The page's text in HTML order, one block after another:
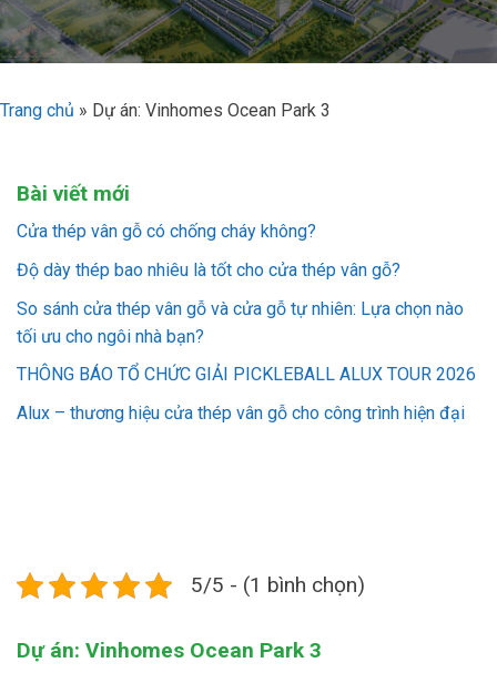
Trang chủ » Dự án: Vinhomes Ocean Park 3
Bài viết mới
Cửa thép vân gỗ có chống cháy không?
Độ dày thép bao nhiêu là tốt cho cửa thép vân gỗ?
So sánh cửa thép vân gỗ và cửa gỗ tự nhiên: Lựa chọn nào
tối ưu cho ngôi nhà bạn?
THÔNG BÁO TỔ CHỨC GIẢI PICKLEBALL ALUX TOUR 2026
Alux – thương hiệu cửa thép vân gỗ cho công trình hiện đại
5/5 - (1 bình chọn)
Dự án: Vinhomes Ocean Park 3